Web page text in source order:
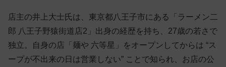
店主の井上大士氏は、東京都八王子市にある「ラーメン二
郎 八王子野猿街道店2」出身の経歴を持ち、27歳の若さで
独立。自身の店「麺や 六等星」をオープンしてからは “ス
ープが不出来の日は営業しない” ことで知られ、お店の公